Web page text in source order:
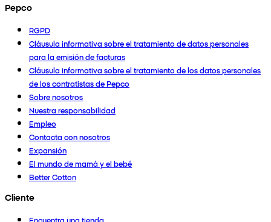
Pepco
RGPD
Cláusula informativa sobre el tratamiento de datos personales
para la emisión de facturas
Cláusula informativa sobre el tratamiento de los datos personales
de los contratistas de Pepco
Sobre nosotros
Nuestra responsabilidad
Empleo
Contacta con nosotros
Expansión
El mundo de mamá y el bebé
Better Cotton
Cliente
Encuentra una tienda